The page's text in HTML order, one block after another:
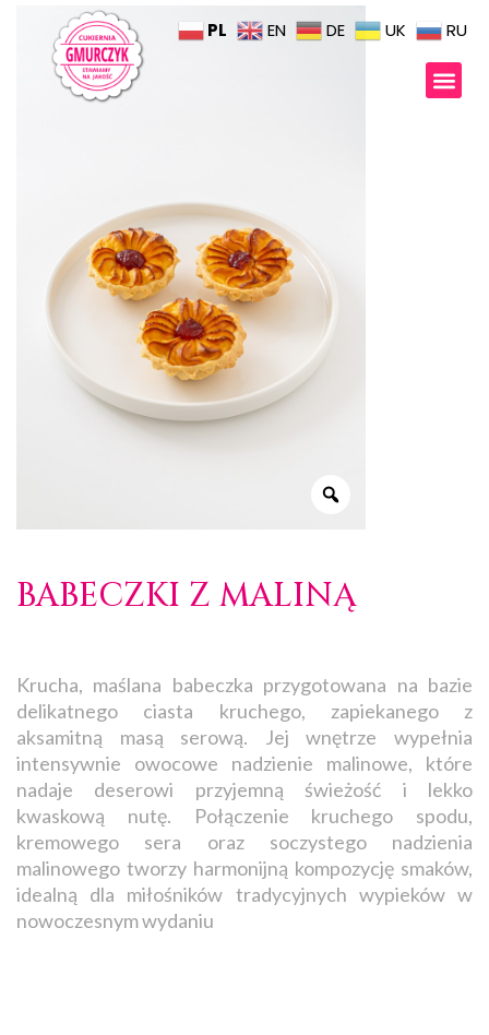
BABECZKI Z MALINĄ
Krucha, maślana babeczka przygotowana na bazie
delikatnego ciasta kruchego, zapiekanego z
aksamitną masą serową. Jej wnętrze wypełnia
intensywnie owocowe nadzienie malinowe, które
nadaje deserowi przyjemną świeżość i lekko
kwaskową nutę. Połączenie kruchego spodu,
kremowego sera oraz soczystego nadzienia
malinowego tworzy harmonijną kompozycję smaków,
idealną dla miłośników tradycyjnych wypieków w
nowoczesnym wydaniu
PL EN DE UK RU